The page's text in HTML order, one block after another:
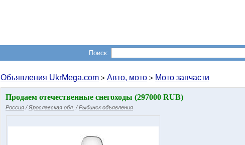
Поиск:
Объявления UkrMega.com > Авто, мото > Мото запчасти
Продаем отечественные снегоходы (297000 RUB)
Россия /Ярославская обл. /Рыбинск объявления